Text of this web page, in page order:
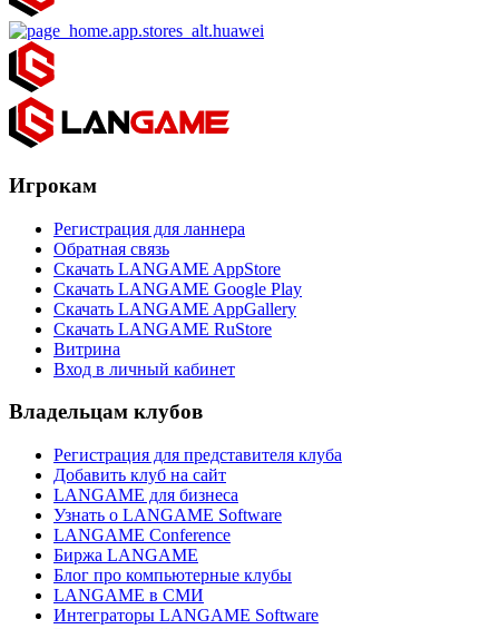
Игрокам
Регистрация для ланнера
Обратная связь
Скачать LANGAME AppStore
Скачать LANGAME Google Play
Скачать LANGAME AppGallery
Скачать LANGAME RuStore
Витрина
Вход в личный кабинет
Владельцам клубов
Регистрация для представителя клуба
Добавить клуб на сайт
LANGAME для бизнеса
Узнать о LANGAME Software
LANGAME Conference
Биржа LANGAME
Блог про компьютерные клубы
LANGAME в СМИ
Интеграторы LANGAME Software